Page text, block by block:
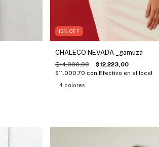
13% OFF
CHALECO NEVADA _gamuza
$14.000,00 $12.223,00
$11.000,70 con Efectivo en el local
4 colores